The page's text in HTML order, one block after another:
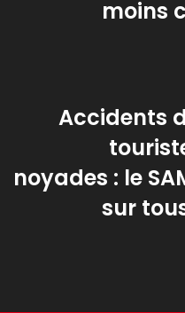
moins
Accidents
noyades : le
sur